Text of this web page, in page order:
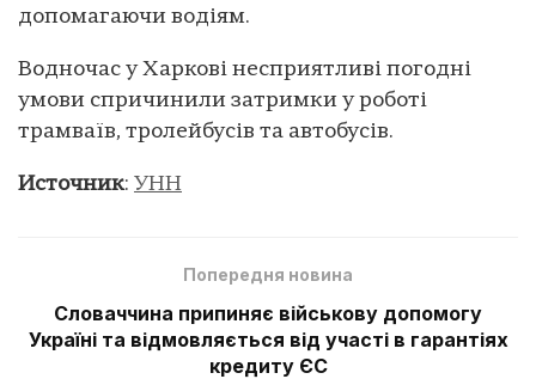
допомагаючи водіям.
Водночас у Харкові несприятливі погодні
умови спричинили затримки у роботі
трамваїв, тролейбусів та автобусів.
Источник: УНН
Попередня новина
Словаччина припиняє військову допомогу
Україні та відмовляється від участі в гарантіях
кредиту ЄС